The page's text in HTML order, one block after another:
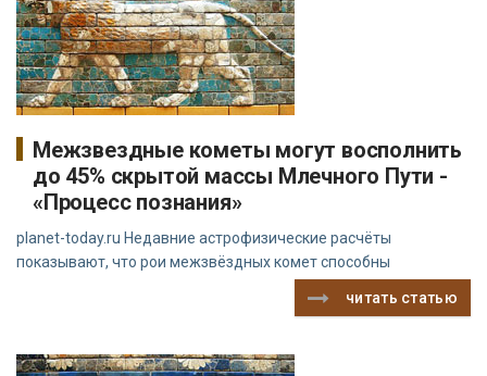
Межзвездные кометы могут восполнить
до 45% скрытой массы Млечного Пути -
«Процесс познания»
planet-today.ru Недавние астрофизические расчёты
показывают, что рои межзвёздных комет способны
читать статью